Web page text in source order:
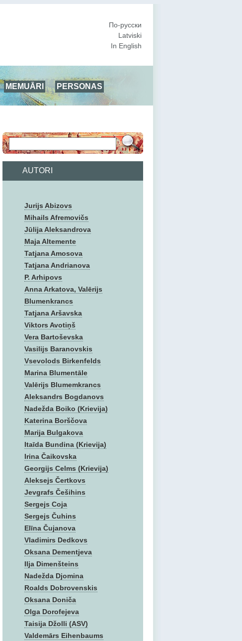
По-русски
Latviski
In English
MEMUĀRI
PERSONAS
AUTORI
Jurijs Abizovs
Mihails Afremovičs
Jūlija Aleksandrova
Maja Altemente
Tatjana Amosova
Tatjana Andrianova
P. Arhipovs
Anna Arkatova, Valērijs
Blumenkrancs
Tatjana Aršavska
Viktors Avotiņš
Vera Bartoševska
Vasilijs Baranovskis
Vsevolods Birkenfelds
Marina Blumentāle
Valērijs Blumemkrancs
Aleksandrs Bogdanovs
Nadežda Boiko (Krievija)
Katerina Borščova
Marija Bulgakova
Itaīda Bundina (Krievija)
Irina Čaikovska
Georgijs Celms (Krievija)
Aleksejs Čertkovs
Jevgrafs Češihins
Sergejs Coja
Sergejs Čuhins
Elīna Čujanova
Vladimirs Dedkovs
Oksana Dementjeva
Ilja Dimenšteins
Nadežda Djomina
Roalds Dobrovenskis
Oksana Doniča
Olga Dorofejeva
Taisija Džolli (ASV)
Valdemārs Eihenbaums